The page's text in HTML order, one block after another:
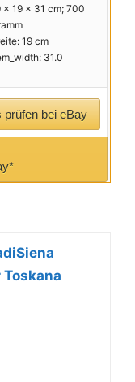
x 19 x 31 cm; 700
19 cm
31.0
prüfen bei eBay